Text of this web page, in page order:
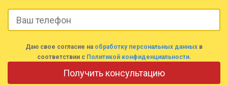
Даю свое согласие на обработку персональных данных в
соответствии с Политикой конфиденциальности.